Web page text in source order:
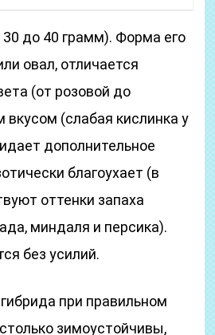
до 40 грамм). Форма его
овал, отличается
(от розовой до
вкусом (слабая кислинка у
дополнительное
благоухает (в
оттенки запаха
миндаля и персика).
без усилий.
при правильном
зимоустойчивы,